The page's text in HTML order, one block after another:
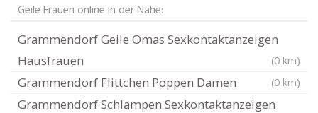
Geile Frauen online in der Nähe:
Grammendorf Geile Omas Sexkontaktanzeigen
Hausfrauen
(0 km)
Grammendorf Flittchen Poppen Damen (0 km)
Grammendorf Schlampen Sexkontaktanzeigen